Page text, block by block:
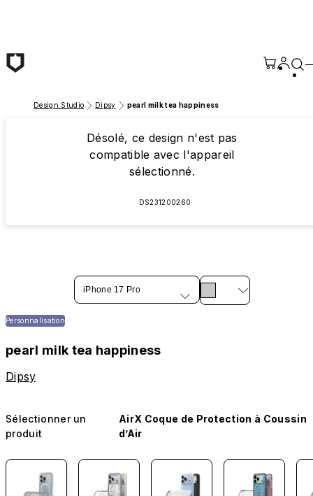
Design Studio Dipsy pearl milk tea happiness
Désolé, ce design n'est pas
compatible avec l'appareil
sélectionné.
DS231200260
iPhone 17 Pro
Personnalisation
pearl milk tea happiness
Dipsy
Sélectionner un
produit
AirX Coque de Protection à Coussin
d’Air